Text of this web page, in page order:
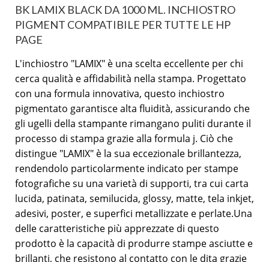
BK LAMIX BLACK DA 1000 ML. INCHIOSTRO
PIGMENT COMPATIBILE PER TUTTE LE HP
PAGE
L'inchiostro "LAMIX" è una scelta eccellente per chi
cerca qualità e affidabilità nella stampa. Progettato
con una formula innovativa, questo inchiostro
pigmentato garantisce alta fluidità, assicurando che
gli ugelli della stampante rimangano puliti durante il
processo di stampa grazie alla formula j. Ciò che
distingue "LAMIX" è la sua eccezionale brillantezza,
rendendolo particolarmente indicato per stampe
fotografiche su una varietà di supporti, tra cui carta
lucida, patinata, semilucida, glossy, matte, tela inkjet,
adesivi, poster, e superfici metallizzate e perlate.Una
delle caratteristiche più apprezzate di questo
prodotto è la capacità di produrre stampe asciutte e
brillanti, che resistono al contatto con le dita grazie